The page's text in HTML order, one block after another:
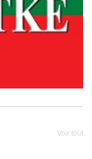
Voir tout